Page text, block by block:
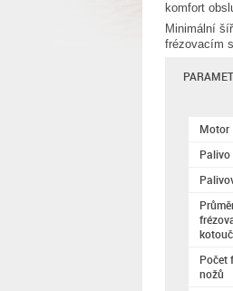
komfort
Minimální
frézovacím
Motor
Palivo
Počet
nožů